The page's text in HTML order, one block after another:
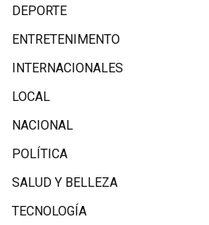
DEPORTE
ENTRETENIMENTO
INTERNACIONALES
LOCAL
NACIONAL
POLÍTICA
SALUD Y BELLEZA
TECNOLOGÍA